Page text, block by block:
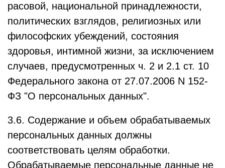
расовой, национальной принадлежности,
политических взглядов, религиозных или
философских убеждений, состояния
здоровья, интимной жизни, за исключением
случаев, предусмотренных ч. 2 и 2.1 ст. 10
Федерального закона от 27.07.2006 N 152-
ФЗ "О персональных данных".
3.6. Содержание и объем обрабатываемых
персональных данных должны
соответствовать целям обработки.
Обрабатываемые персональные данные не